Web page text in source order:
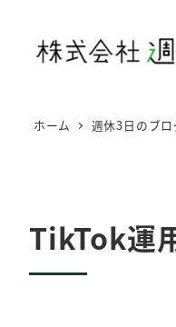
ホーム 週休3日のブロ
TikTok運